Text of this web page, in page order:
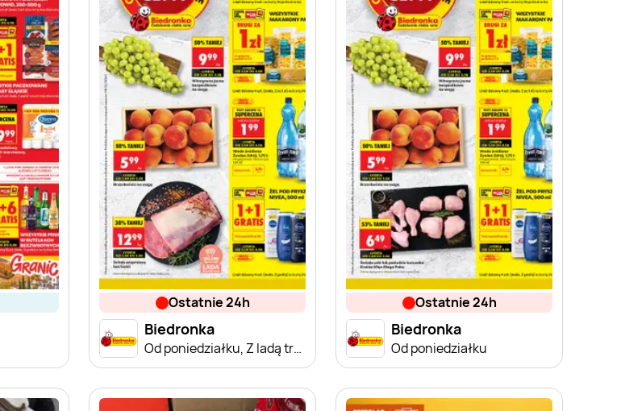
ostatnie 24h
Biedronka
Od poniedziałku, Z ladą tradycyjną
ostatnie 24h
Biedronka
Od poniedziałku